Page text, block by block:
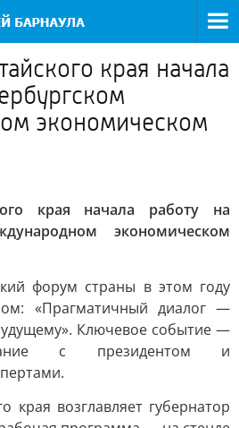
края начала
экономическом
края начала работу на
экономическом
форум страны в этом году
«Прагматичный диалог —
Ключевое событие —
с президентом и
края возглавляет губернатор